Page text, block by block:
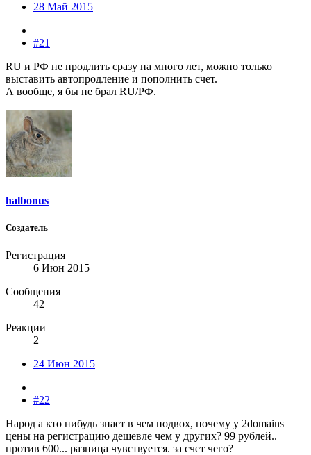
28 Май 2015
#21
RU и РФ не продлить сразу на много лет, можно только
выставить автопродление и пополнить счет.
А вообще, я бы не брал RU/РФ.
halbonus
Создатель
Регистрация
6 Июн 2015
Сообщения
42
Реакции
2
24 Июн 2015
#22
Народ а кто нибудь знает в чем подвох, почему у 2domains
цены на регистрацию дешевле чем у других? 99 рублей..
против 600... разница чувствуется. за счет чего?